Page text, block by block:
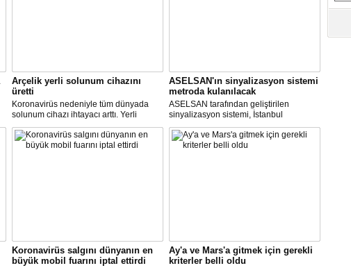
Arçelik yerli solunum cihazını
üretti
Koronavirüs nedeniyle tüm dünyada
solunum cihazı ihtayacı arttı. Yerli
solunum cihazı için ilk çalışmayı, Biosys
Biyomedikal tasarladı, Arçelik üretti.
ASELSAN ve Baykar Savunma
ASELSAN'ın sinyalizasyon sistemi
metroda kulanılacak
ASELSAN tarafından geliştirilen
sinyalizasyon sistemi, İstanbul
metrosunda kullanılacak.
Koronavirüs salgını dünyanın en
büyük mobil fuarını iptal ettirdi
Ay'a ve Mars'a gitmek için gerekli
kriterler belli oldu